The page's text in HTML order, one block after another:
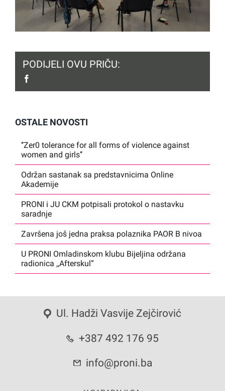
PODIJELI OVU PRIČU:
OSTALE NOVOSTI
‘’Zer0 tolerance for all forms of violence against
women and girls’’
Održan sastanak sa predstavnicima Online
Akademije
PRONI i JU CKM potpisali protokol o nastavku
saradnje
Završena još jedna praksa polaznika PAOR B nivoa
U PRONI Omladinskom klubu Bijeljina održana
radionica ,,Afterskul”
Ul. Hadži Vasvije Zejčirović
+387 492 176 95
info@proni.ba